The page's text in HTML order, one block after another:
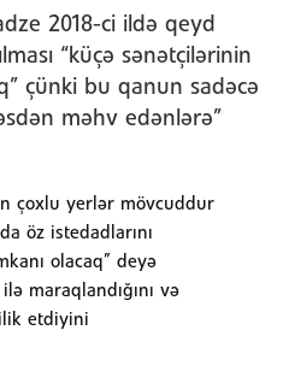
2018-ci ildə qeyd
“küçə sənətçilərinin
çünki bu qanun sadəcə
məhv edənlərə”
çoxlu yerlər mövcuddur
öz istedadlarını
olacaq” deyə
maraqlandığını və
etdiyini